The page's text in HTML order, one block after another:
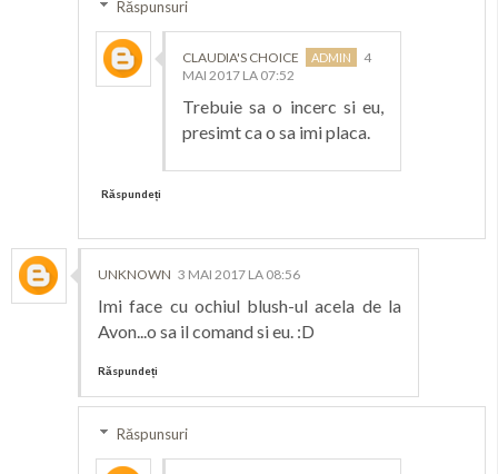
Răspunsuri
CLAUDIA'S CHOICE
4
MAI 2017 LA 07:52
Trebuie sa o incerc si eu,
presimt ca o sa imi placa.
Răspundeți
UNKNOWN 3 MAI 2017 LA 08:56
Imi face cu ochiul blush-ul acela de la
Avon...o sa il comand si eu. :D
Răspundeți
Răspunsuri